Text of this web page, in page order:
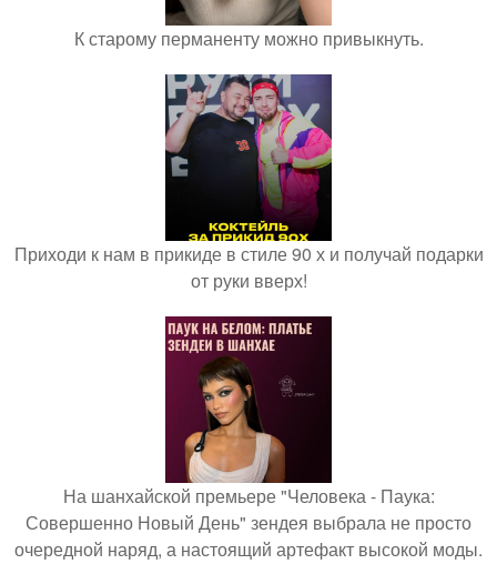
К старому перманенту можно привыкнуть.
Приходи к нам в прикиде в стиле 90 х и получай подарки
от руки вверх!
На шанхайской премьере "Человека - Паука:
Совершенно Новый День" зендея выбрала не просто
очередной наряд, а настоящий артефакт высокой моды.